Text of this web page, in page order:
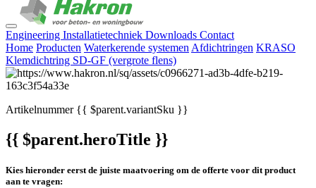
Engineering Installatietechniek Downloads Contact
Home Producten Waterkerende systemen Afdichtringen KRASO
Klemdichtring SD-GF (vergrote flens)
Artikelnummer{{ $parent.variantSku }}
{{ $parent.heroTitle }}
Kies hieronder eerst de juiste maatvoering om de offerte voor dit product
aan te vragen: